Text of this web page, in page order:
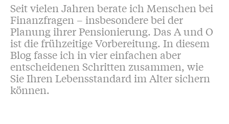
Seit vielen Jahren berate ich Menschen bei
Finanzfragen – insbesondere bei der
Planung ihrer Pensionierung. Das A und O
ist die frühzeitige Vorbereitung. In diesem
Blog fasse ich in vier einfachen aber
entscheidenen Schritten zusammen, wie
Sie Ihren Lebensstandard im Alter sichern
können.